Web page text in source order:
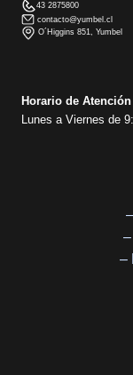
43 2875800
contacto@yumbel.cl
O´Higgins 851, Yumbel
Horario de Atención
Lunes a Viernes de
–